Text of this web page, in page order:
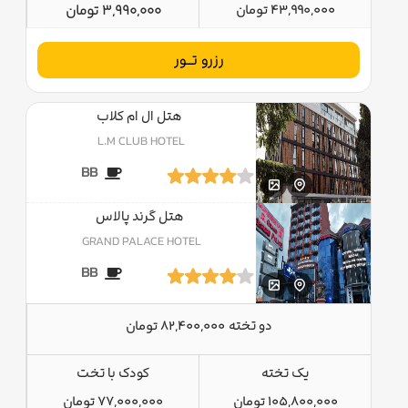
43,990,000 تومان 3,990,000 تومان
رزرو تــور
هتل ال ام کلاب
L.M CLUB HOTEL
BB
هتل گرند پالاس
GRAND PALACE HOTEL
BB
دو تخته 82,400,000 تومان
یک تخته
105,800,000 تومان
کودک با تخت
77,000,000 تومان